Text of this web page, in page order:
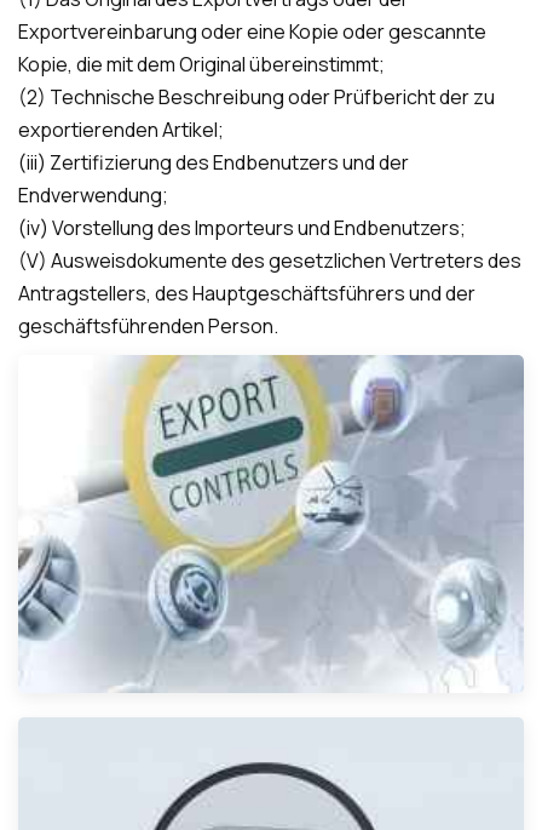
Exportvereinbarung oder eine Kopie oder gescannte
Kopie, die mit dem Original übereinstimmt;
(2) Technische Beschreibung oder Prüfbericht der zu
exportierenden Artikel;
(iii) Zertifizierung des Endbenutzers und der
Endverwendung;
(iv) Vorstellung des Importeurs und Endbenutzers;
(V) Ausweisdokumente des gesetzlichen Vertreters des
Antragstellers, des Hauptgeschäftsführers und der
geschäftsführenden Person.